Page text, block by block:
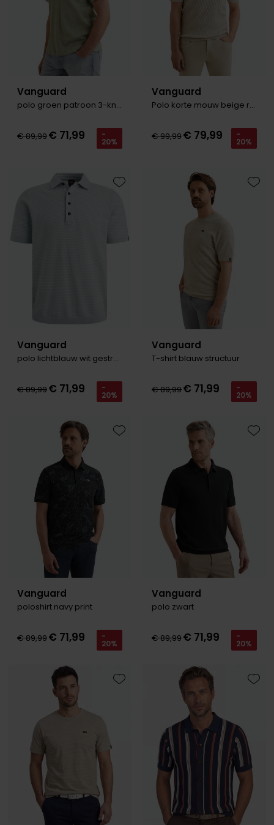
Vanguard
polo groen patroon 3-knoop
€ 89,99€ 71,99 -
20%
Vanguard
Polo korte mouw beige ruit structuur
€ 99,99€ 79,99 -
20%
Vanguard
polo lichtblauw wit gestreept
€ 89,99€ 71,99 -
20%
Toevoegen aan favorieten
Vanguard
T-shirt blauw structuur
€ 89,99€ 71,99 -
20%
Vanguard
poloshirt navy print
€ 89,99€ 71,99 -
20%
Toevoegen aan favorieten
Vanguard
polo zwart
€ 89,99€ 71,99 -
20%
Toevoegen aan favorieten